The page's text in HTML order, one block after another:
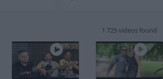
1 725 videos found
04:26